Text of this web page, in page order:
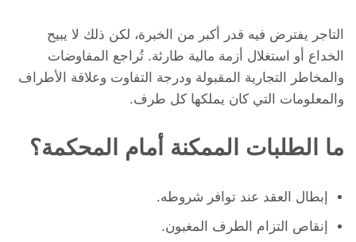
التاجر يفترض فيه قدر أكبر من الخبرة، لكن ذلك لا يبيح
الخداع أو استغلال أزمة مالية طارئة. تُراجع المفاوضات
والمخاطر التجارية المقبولة ودرجة التفاوت وعلاقة الأطراف
والمعلومات التي كان يملكها كل طرف.
ما الطلبات الممكنة أمام المحكمة؟
إبطال العقد عند توافر شروطه.
إنقاص التزام الطرف المغبون.